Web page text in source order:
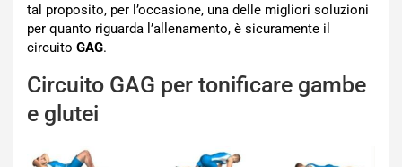
tal proposito, per l’occasione, una delle migliori soluzioni
per quanto riguarda l’allenamento, è sicuramente il
circuito GAG.
Circuito GAG per tonificare gambe
e glutei